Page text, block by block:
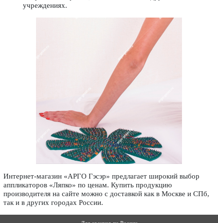
учреждениях.
Интернет-магазин «АРГО Гэсэр» предлагает широкий выбор
аппликаторов «Ляпко» по ценам. Купить продукцию
производителя на сайте можно с доставкой как в Москве и СПб,
так и в других городах России.